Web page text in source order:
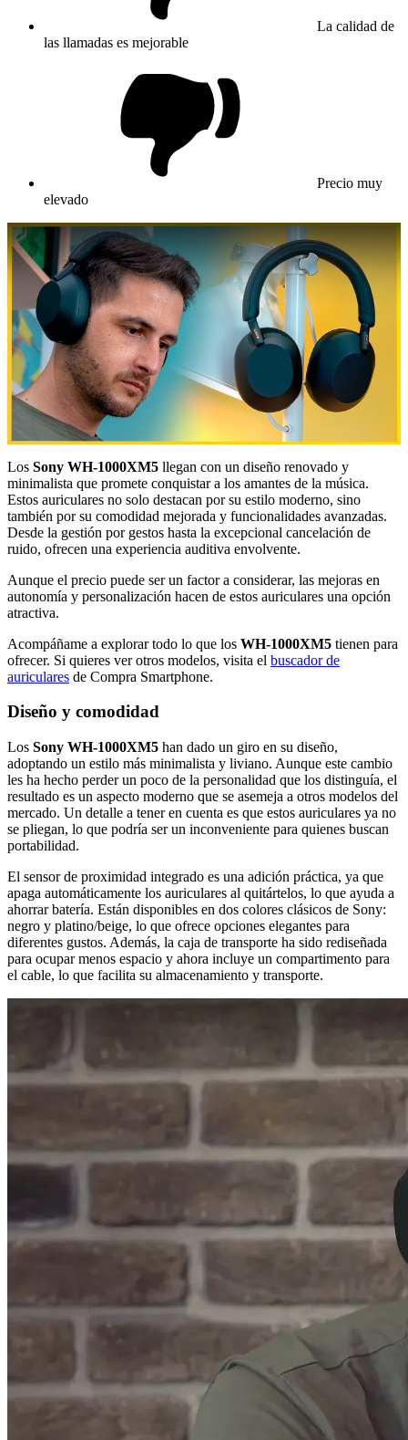
La calidad de
las llamadas es mejorable
Precio muy
elevado
Los Sony WH-1000XM5 llegan con un diseño renovado y
minimalista que promete conquistar a los amantes de la música.
Estos auriculares no solo destacan por su estilo moderno, sino
también por su comodidad mejorada y funcionalidades avanzadas.
Desde la gestión por gestos hasta la excepcional cancelación de
ruido, ofrecen una experiencia auditiva envolvente.
Aunque el precio puede ser un factor a considerar, las mejoras en
autonomía y personalización hacen de estos auriculares una opción
atractiva.
Acompáñame a explorar todo lo que los WH-1000XM5 tienen para
ofrecer. Si quieres ver otros modelos, visita el buscador de
auriculares de Compra Smartphone.
Diseño y comodidad
Los Sony WH-1000XM5 han dado un giro en su diseño,
adoptando un estilo más minimalista y liviano. Aunque este cambio
les ha hecho perder un poco de la personalidad que los distinguía, el
resultado es un aspecto moderno que se asemeja a otros modelos del
mercado. Un detalle a tener en cuenta es que estos auriculares ya no
se pliegan, lo que podría ser un inconveniente para quienes buscan
portabilidad.
El sensor de proximidad integrado es una adición práctica, ya que
apaga automáticamente los auriculares al quitártelos, lo que ayuda a
ahorrar batería. Están disponibles en dos colores clásicos de Sony:
negro y platino/beige, lo que ofrece opciones elegantes para
diferentes gustos. Además, la caja de transporte ha sido rediseñada
para ocupar menos espacio y ahora incluye un compartimento para
el cable, lo que facilita su almacenamiento y transporte.